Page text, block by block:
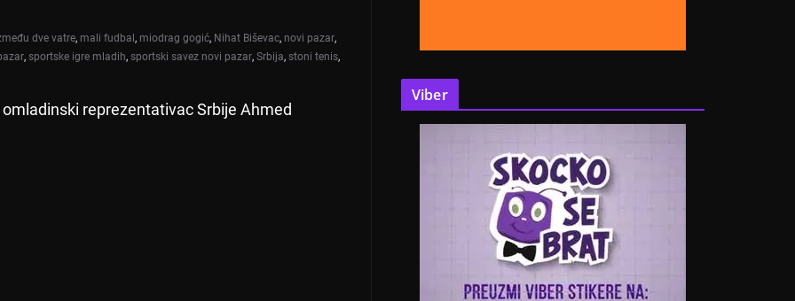
dve vatre, mali fudbal , miodrag gogić, Nihat Biševac, novi pazar,
, sportske igre mladih, sportski savez novi pazar, Srbija, stoni tenis,
reprezentativac Srbije Ahmed
Viber